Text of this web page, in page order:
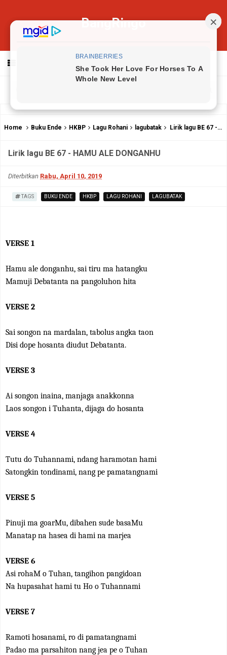
BangRingo
Home Buku Ende HKBP Lagu Rohani lagubatak Lirik lagu BE 67 - HAMU ALE DONGANHU
Lirik lagu BE 67 - HAMU ALE DONGANHU
Diterbitkan Rabu, April 10, 2019
TAGS BUKU ENDE HKBP LAGU ROHANI LAGUBATAK
VERSE 1
Hamu ale donganhu, sai tiru ma hatangku
Mamuji Debatanta na pangoluhon hita
VERSE 2
Sai songon na mardalan, tabolus angka taon
Disi dope hosanta diudut Debatanta.
VERSE 3
Ai songon inaina, manjaga anakkonna
Laos songon i Tuhanta, dijaga do hosanta
VERSE 4
Tutu do Tuhannami, ndang haramotan hami
Satongkin tondinami, nang pe pamatangnami
VERSE 5
Pinuji ma goarMu, dibahen sude basaMu
Manatap na hasea di hami na marjea
VERSE 6
Asi rohaM o Tuhan, tangihon pangidoan
Na hupasahat hami tu Ho o Tuhannami
VERSE 7
Ramoti hosanami, ro di pamatangnami
Padao ma parsahiton nang jea pe o Tuhan